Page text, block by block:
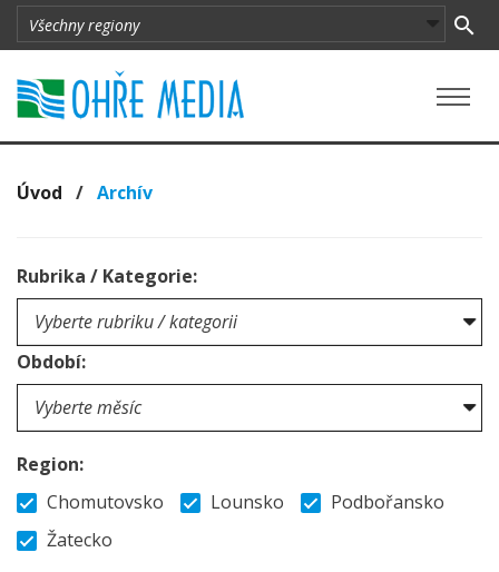
Úvod / Archív
Rubrika / Kategorie:
Období:
Region:
Chomutovsko
Lounsko
Podbořansko
Žatecko